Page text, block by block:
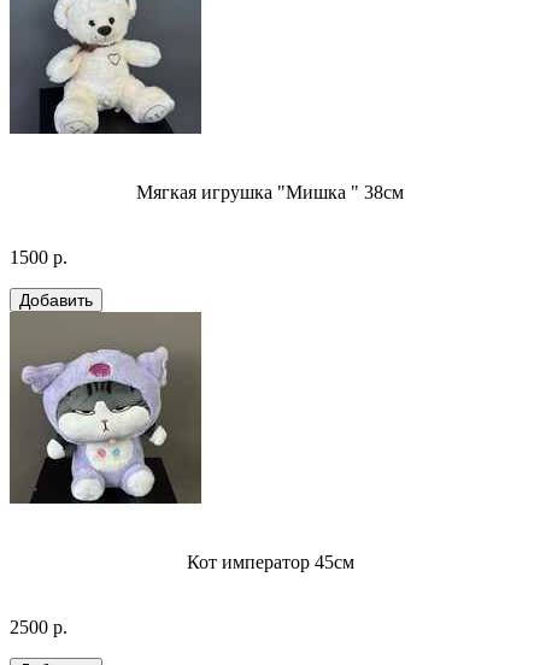
Мягкая игрушка "Мишка " 38см
1500 р.
Кот император 45см
2500 р.